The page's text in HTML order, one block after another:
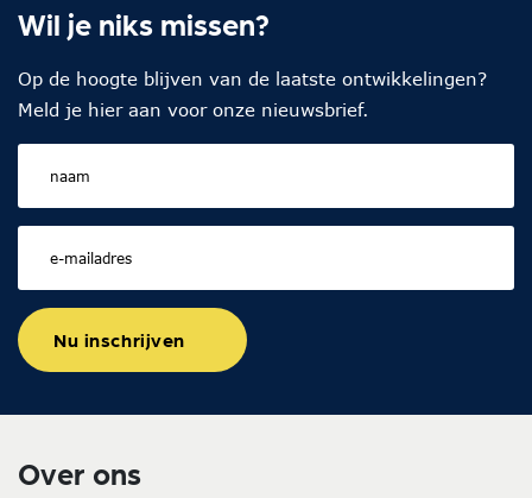
Wil je niks missen?
Op de hoogte blijven van de laatste ontwikkelingen?
Meld je hier aan voor onze nieuwsbrief.
Nu inschrijven
Over ons